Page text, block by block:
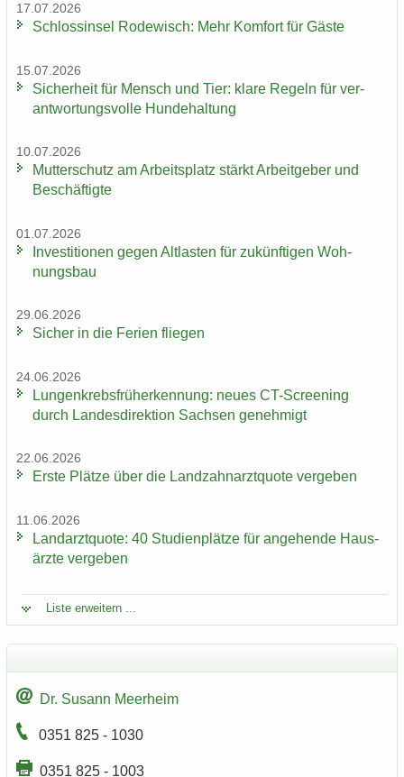
17.07.2026
Schloss­in­sel Ro­de­wisch: Mehr Kom­fort für Gäste
15.07.2026
Si­cher­heit für Mensch und Tier: klare Re­geln für ver­
ant­wor­tungs­vol­le Hun­de­hal­tung
10.07.2026
Mut­ter­schutz am Ar­beits­platz stärkt Ar­beit­ge­ber und
Be­schäf­tig­te
01.07.2026
In­ves­ti­tio­nen gegen Alt­las­ten für zu­künf­ti­gen Woh­
nungs­bau
29.06.2026
Si­cher in die Fe­ri­en flie­gen
24.06.2026
Lun­gen­krebs­früh­erken­nung: neues CT-​Screening
durch Lan­des­di­rek­ti­on Sach­sen ge­neh­migt
22.06.2026
Erste Plät­ze über die Land­zahn­arzt­quo­te ver­ge­ben
11.06.2026
Land­arzt­quo­te: 40 Stu­di­en­plät­ze für an­ge­hen­de Haus­
ärz­te ver­ge­ben
Liste er­wei­tern ...
Dr. Su­sann Meer­heim
0351 825 - 1030
0351 825 - 1003